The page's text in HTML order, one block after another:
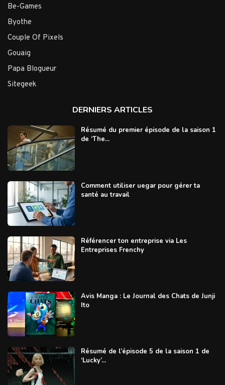
Be-Games
Byothe
Couple Of Pixels
Gouaig
Papa Blogueur
Sitegeek
DERNIERS ARTICLES
Résumé du premier épisode de la saison 1
de ‘The...
Comment utiliser uegar pour gérer ta
santé au travail
Référencer ton entreprise via Les
Entreprises Frenchy
Avis Manga : Le Journal des Chats de Junji
Ito
Résumé de l’épisode 5 de la saison 1 de
‘Lucky’...